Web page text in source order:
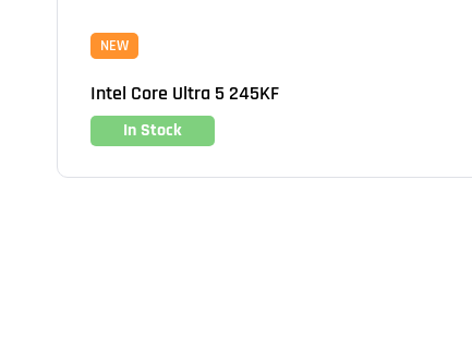
NEW
Intel Core Ultra 5 245KF
In Stock